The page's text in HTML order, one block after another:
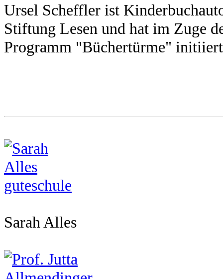
Ursel Scheffler ist
Stiftung Lesen und hat im Zuge
Programm "Büchertürme"
Sarah Alles